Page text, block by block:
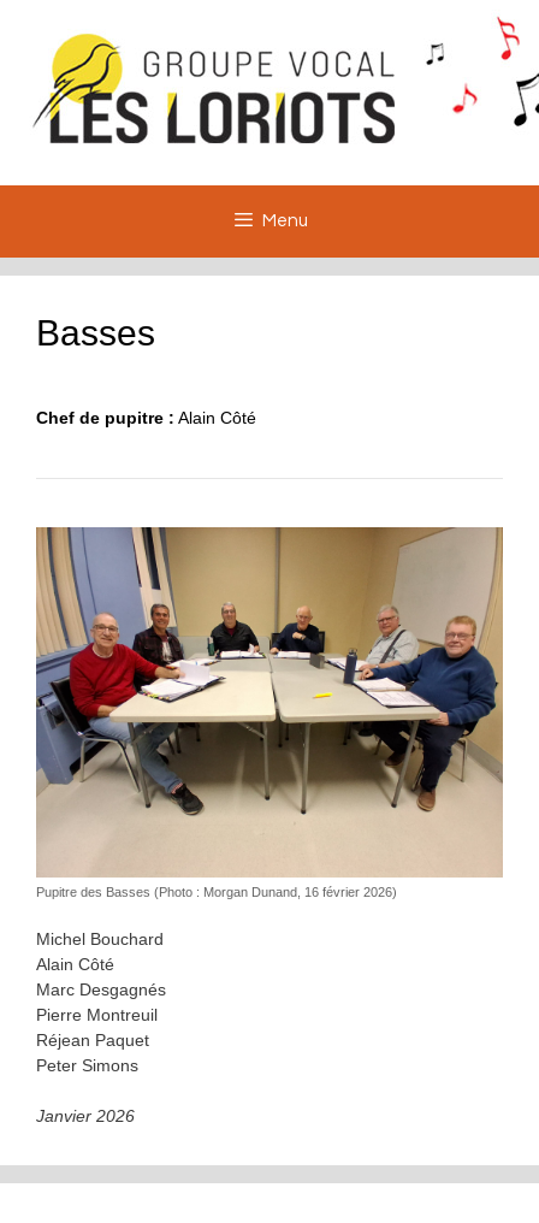
contenu
Menu
Basses
Chef de pupitre : Alain Côté
Pupitre des Basses (Photo : Morgan Dunand, 16 février 2026)
Michel Bouchard
Alain Côté
Marc Desgagnés
Pierre Montreuil
Réjean Paquet
Peter Simons
Janvier 2026